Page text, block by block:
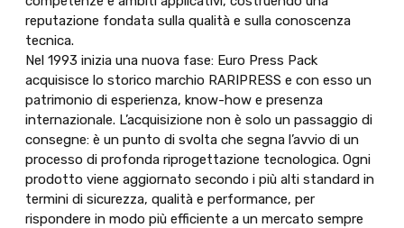
reputazione fondata sulla qualità e sulla conoscenza
tecnica.
Nel 1993 inizia una nuova fase: Euro Press Pack
acquisisce lo storico marchio RARIPRESS e con esso un
patrimonio di esperienza, know-how e presenza
internazionale. L’acquisizione non è solo un passaggio di
consegne: è un punto di svolta che segna l’avvio di un
processo di profonda riprogettazione tecnologica. Ogni
prodotto viene aggiornato secondo i più alti standard in
termini di sicurezza, qualità e performance, per
rispondere in modo più efficiente a un mercato sempre